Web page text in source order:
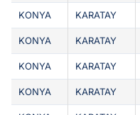
KONYA KARATAY
KONYA KARATAY
KONYA KARATAY
KONYA KARATAY